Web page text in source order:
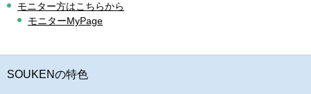
モニター方はこちらから
モニターMyPage
SOUKENの特色